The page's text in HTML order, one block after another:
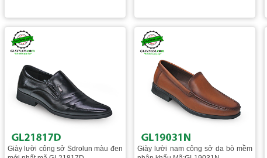
Giày lười công sở Sdrolun màu đen
Giày lười nam công sở da bò mềm